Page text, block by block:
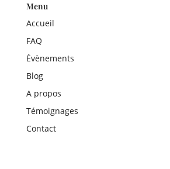
Menu
Accueil
FAQ
Évènements
Blog
A propos
Témoignages
Contact